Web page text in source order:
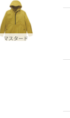
マスタード